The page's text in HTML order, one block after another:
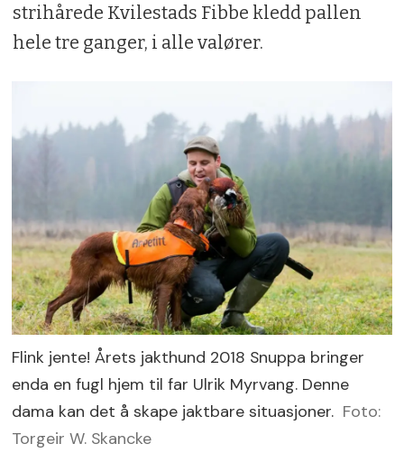
strihårede Kvilestads Fibbe kledd pallen
hele tre ganger, i alle valører.
Flink jente! Årets jakthund 2018 Snuppa bringer
enda en fugl hjem til far Ulrik Myrvang. Denne
dama kan det å skape jaktbare situasjoner. Foto:
Torgeir W. Skancke